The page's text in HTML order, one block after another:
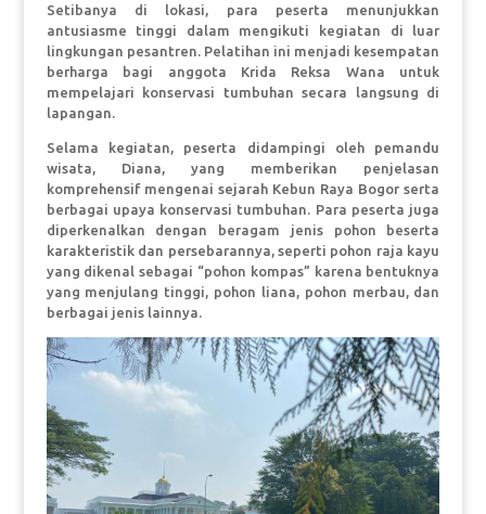
Setibanya di lokasi, para peserta menunjukkan
antusiasme tinggi dalam mengikuti kegiatan di luar
lingkungan pesantren. Pelatihan ini menjadi kesempatan
berharga bagi anggota Krida Reksa Wana untuk
mempelajari konservasi tumbuhan secara langsung di
lapangan.
Selama kegiatan, peserta didampingi oleh pemandu
wisata, Diana, yang memberikan penjelasan
komprehensif mengenai sejarah Kebun Raya Bogor serta
berbagai upaya konservasi tumbuhan. Para peserta juga
diperkenalkan dengan beragam jenis pohon beserta
karakteristik dan persebarannya, seperti pohon raja kayu
yang dikenal sebagai “pohon kompas” karena bentuknya
yang menjulang tinggi, pohon liana, pohon merbau, dan
berbagai jenis lainnya.